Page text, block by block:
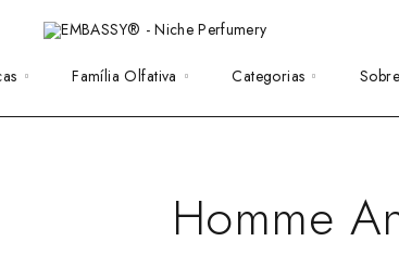
Família Olfativa Categorias
Homme